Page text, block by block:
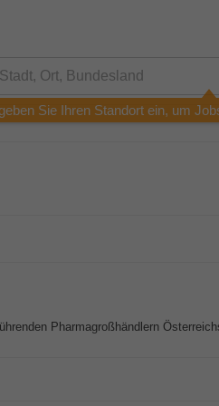
Sie Ihren Standort ein, um
Pharmagroßhändlern